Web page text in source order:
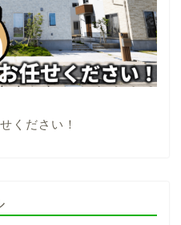
ください！